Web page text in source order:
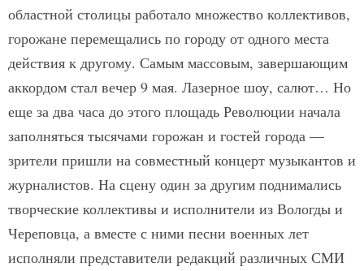
областной столицы работало множество коллективов,
горожане перемещались по городу от одного места
действия к другому. Самым массовым, завершающим
аккордом стал вечер 9 мая. Лазерное шоу, салют… Но
еще за два часа до этого площадь Революции начала
заполняться тысячами горожан и гостей города —
зрители пришли на совместный концерт музыкантов и
журналистов. На сцену один за другим поднимались
творческие коллективы и исполнители из Вологды и
Череповца, а вместе с ними песни военных лет
исполняли представители редакций различных СМИ